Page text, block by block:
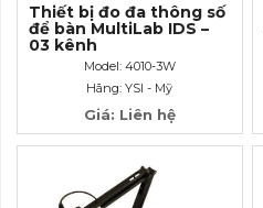
Thiết bị đo đa thông số
để bàn MultiLab IDS –
03 kênh
Model: 4010-3W
Hãng: YSI - Mỹ
Giá: Liên hệ